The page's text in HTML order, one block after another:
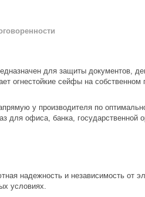
для защиты документов,
огнестойкие сейфы на собственном
у производителя по
для офиса, банка, государственной
надежность и независимость от
условиях.